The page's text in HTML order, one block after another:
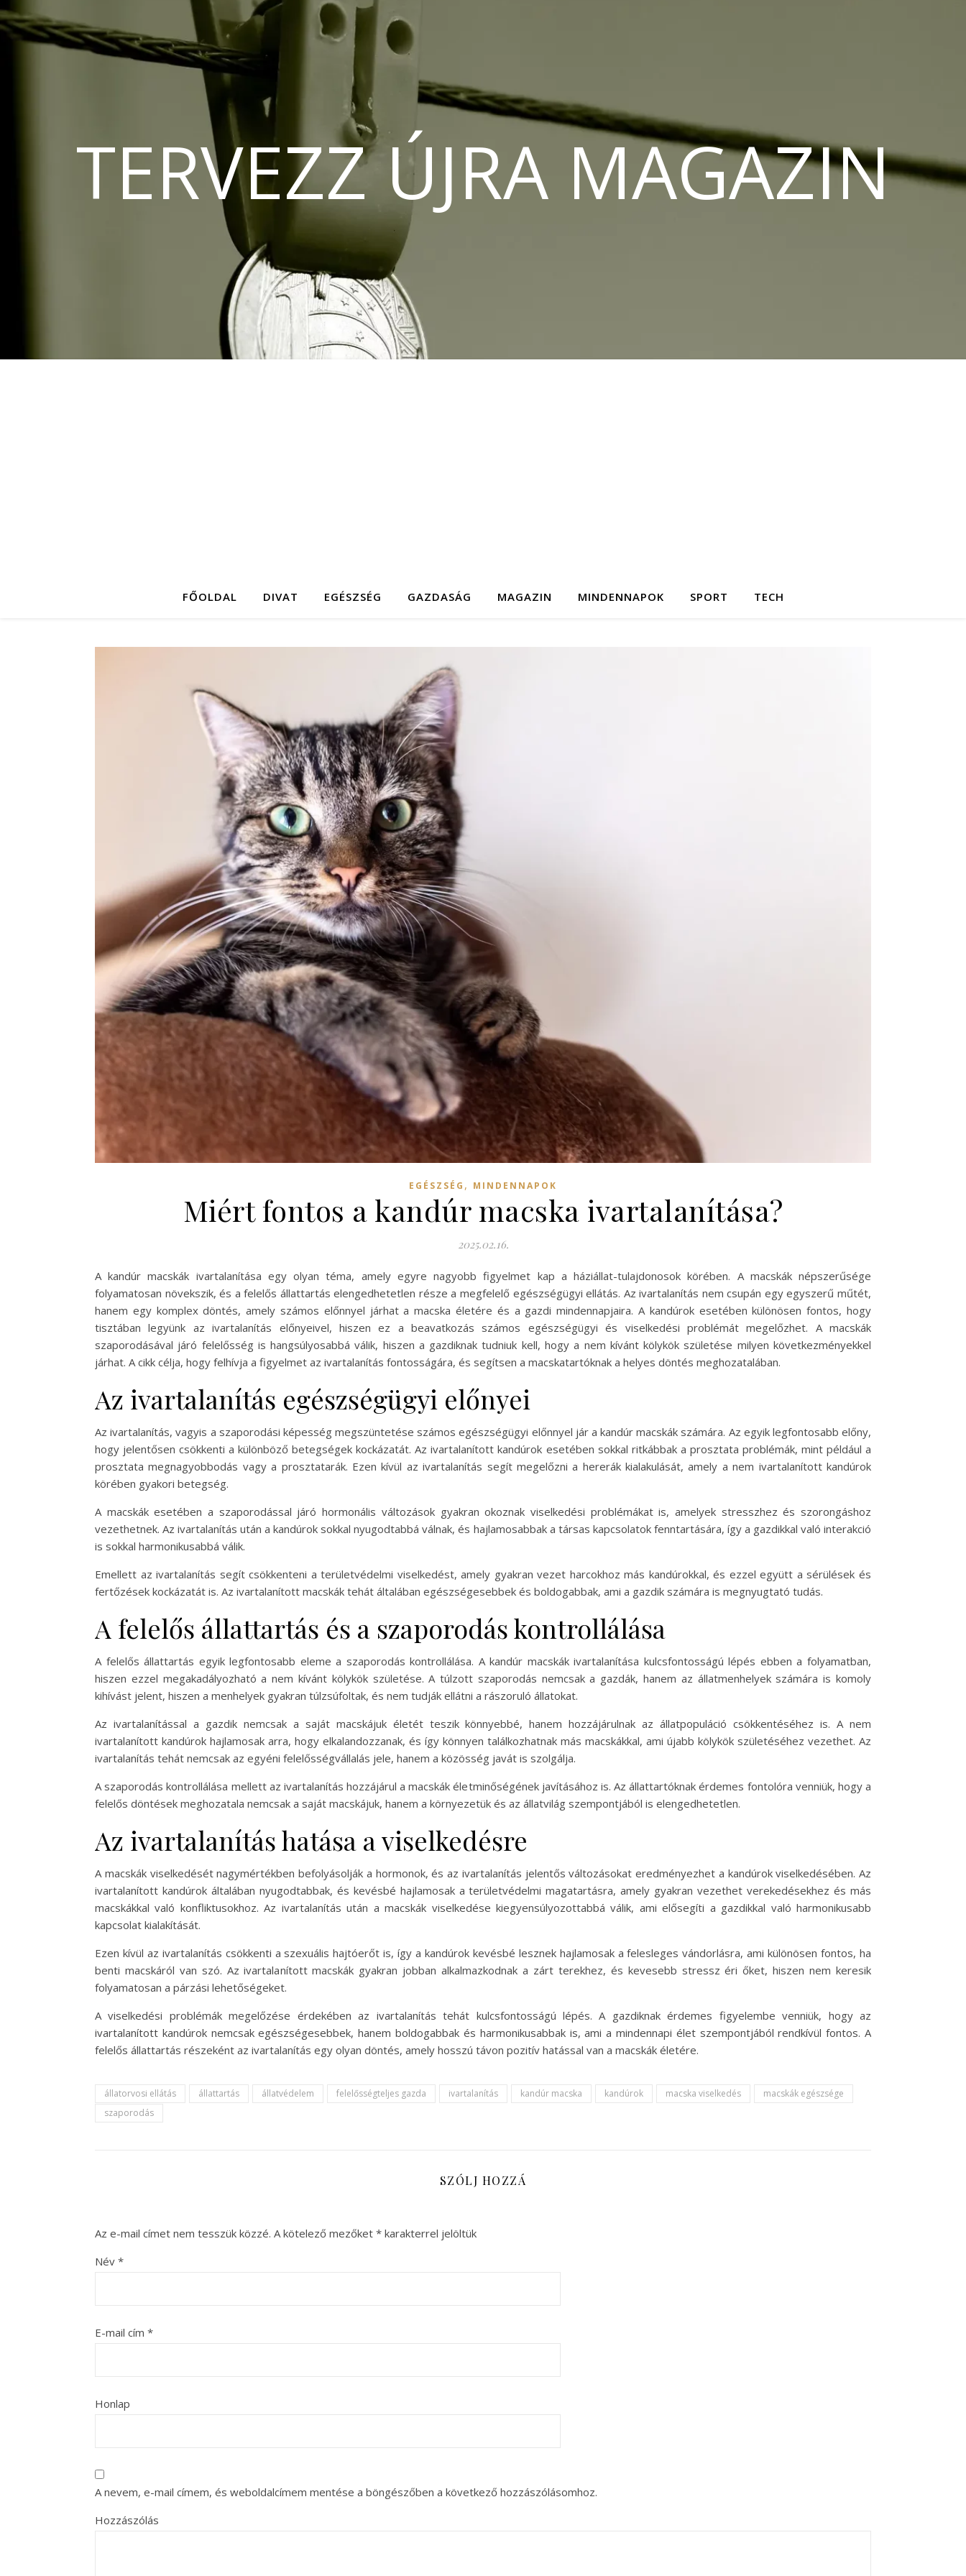
TERVEZZ ÚJRA MAGAZIN
FŐOLDAL DIVAT EGÉSZSÉG GAZDASÁG MAGAZIN MINDENNAPOK SPORT TECH
EGÉSZSÉG , MINDENNAPOK
Miért fontos a kandúr macska ivartalanítása?
2025.02.16.
A kandúr macskák ivartalanítása egy olyan téma, amely egyre nagyobb figyelmet kap a háziállat-tulajdonosok körében. A macskák népszerűsége
folyamatosan növekszik, és a felelős állattartás elengedhetetlen része a megfelelő egészségügyi ellátás. Az ivartalanítás nem csupán egy egyszerű műtét,
hanem egy komplex döntés, amely számos előnnyel járhat a macska életére és a gazdi mindennapjaira. A kandúrok esetében különösen fontos, hogy
tisztában legyünk az ivartalanítás előnyeivel, hiszen ez a beavatkozás számos egészségügyi és viselkedési problémát megelőzhet. A macskák
szaporodásával járó felelősség is hangsúlyosabbá válik, hiszen a gazdiknak tudniuk kell, hogy a nem kívánt kölykök születése milyen következményekkel
járhat. A cikk célja, hogy felhívja a figyelmet az ivartalanítás fontosságára, és segítsen a macskatartóknak a helyes döntés meghozatalában.
Az ivartalanítás egészségügyi előnyei
Az ivartalanítás, vagyis a szaporodási képesség megszüntetése számos egészségügyi előnnyel jár a kandúr macskák számára. Az egyik legfontosabb előny,
hogy jelentősen csökkenti a különböző betegségek kockázatát. Az ivartalanított kandúrok esetében sokkal ritkábbak a prosztata problémák, mint például a
prosztata megnagyobbodás vagy a prosztatarák. Ezen kívül az ivartalanítás segít megelőzni a hererák kialakulását, amely a nem ivartalanított kandúrok
körében gyakori betegség.
A macskák esetében a szaporodással járó hormonális változások gyakran okoznak viselkedési problémákat is, amelyek stresszhez és szorongáshoz
vezethetnek. Az ivartalanítás után a kandúrok sokkal nyugodtabbá válnak, és hajlamosabbak a társas kapcsolatok fenntartására, így a gazdikkal való interakció
is sokkal harmonikusabbá válik.
Emellett az ivartalanítás segít csökkenteni a területvédelmi viselkedést, amely gyakran vezet harcokhoz más kandúrokkal, és ezzel együtt a sérülések és
fertőzések kockázatát is. Az ivartalanított macskák tehát általában egészségesebbek és boldogabbak, ami a gazdik számára is megnyugtató tudás.
A felelős állattartás és a szaporodás kontrollálása
A felelős állattartás egyik legfontosabb eleme a szaporodás kontrollálása. A kandúr macskák ivartalanítása kulcsfontosságú lépés ebben a folyamatban,
hiszen ezzel megakadályozható a nem kívánt kölykök születése. A túlzott szaporodás nemcsak a gazdák, hanem az állatmenhelyek számára is komoly
kihívást jelent, hiszen a menhelyek gyakran túlzsúfoltak, és nem tudják ellátni a rászoruló állatokat.
Az ivartalanítással a gazdik nemcsak a saját macskájuk életét teszik könnyebbé, hanem hozzájárulnak az állatpopuláció csökkentéséhez is. A nem
ivartalanított kandúrok hajlamosak arra, hogy elkalandozzanak, és így könnyen találkozhatnak más macskákkal, ami újabb kölykök születéséhez vezethet. Az
ivartalanítás tehát nemcsak az egyéni felelősségvállalás jele, hanem a közösség javát is szolgálja.
A szaporodás kontrollálása mellett az ivartalanítás hozzájárul a macskák életminőségének javításához is. Az állattartóknak érdemes fontolóra venniük, hogy a
felelős döntések meghozatala nemcsak a saját macskájuk, hanem a környezetük és az állatvilág szempontjából is elengedhetetlen.
Az ivartalanítás hatása a viselkedésre
A macskák viselkedését nagymértékben befolyásolják a hormonok, és az ivartalanítás jelentős változásokat eredményezhet a kandúrok viselkedésében. Az
ivartalanított kandúrok általában nyugodtabbak, és kevésbé hajlamosak a területvédelmi magatartásra, amely gyakran vezethet verekedésekhez és más
macskákkal való konfliktusokhoz. Az ivartalanítás után a macskák viselkedése kiegyensúlyozottabbá válik, ami elősegíti a gazdikkal való harmonikusabb
kapcsolat kialakítását.
Ezen kívül az ivartalanítás csökkenti a szexuális hajtóerőt is, így a kandúrok kevésbé lesznek hajlamosak a felesleges vándorlásra, ami különösen fontos, ha
benti macskáról van szó. Az ivartalanított macskák gyakran jobban alkalmazkodnak a zárt terekhez, és kevesebb stressz éri őket, hiszen nem keresik
folyamatosan a párzási lehetőségeket.
A viselkedési problémák megelőzése érdekében az ivartalanítás tehát kulcsfontosságú lépés. A gazdiknak érdemes figyelembe venniük, hogy az
ivartalanított kandúrok nemcsak egészségesebbek, hanem boldogabbak és harmonikusabbak is, ami a mindennapi élet szempontjából rendkívül fontos. A
felelős állattartás részeként az ivartalanítás egy olyan döntés, amely hosszú távon pozitív hatással van a macskák életére.
állatorvosi ellátás állattartás állatvédelem felelősségteljes gazda ivartalanítás kandúr macska kandúrok macska viselkedés
macskák egészsége
szaporodás
SZÓLJ HOZZÁ
Az e-mail címet nem tesszük közzé. A kötelező mezőket * karakterrel jelöltük
Név *
E-mail cím *
Honlap
A nevem, e-mail címem, és weboldalcímem mentése a böngészőben a következő hozzászólásomhoz.
Hozzászólás